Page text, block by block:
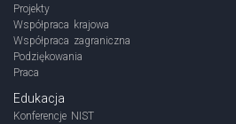
Projekty
Współpraca krajowa
Współpraca zagraniczna
Podziękowania
Praca
Edukacja
Konferencje NIST